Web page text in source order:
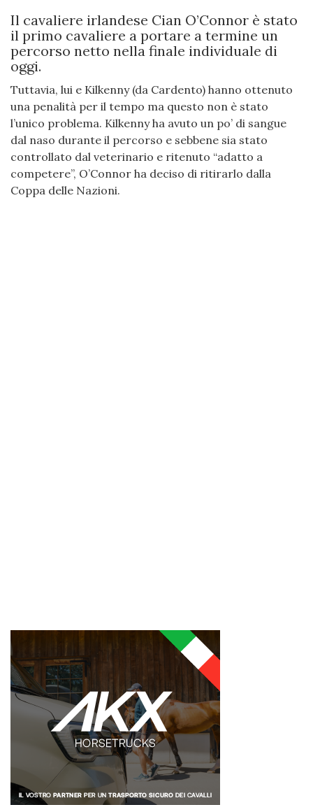
Il cavaliere irlandese Cian O’Connor è stato
il primo cavaliere a portare a termine un
percorso netto nella finale individuale di
oggi.
Tuttavia, lui e Kilkenny (da Cardento) hanno ottenuto
una penalità per il tempo ma questo non è stato
l’unico problema. Kilkenny ha avuto un po’ di sangue
dal naso durante il percorso e sebbene sia stato
controllato dal veterinario e ritenuto “adatto a
competere”, O’Connor ha deciso di ritirarlo dalla
Coppa delle Nazioni.